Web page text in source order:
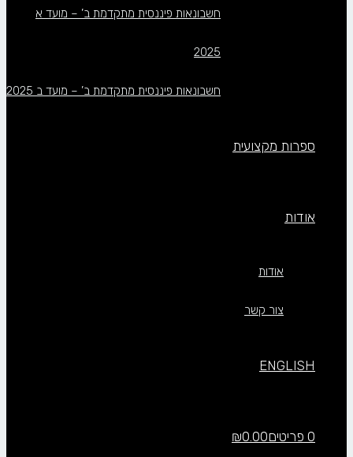
חשבונאות פיננסית מתקדמת ב’ – מועד א
2025
חשבונאות פיננסית מתקדמת ב’ – מועד ב 2025
ספרות מקצועית
אודות
אודות
צור קשר
ENGLISH
0 פריטים ₪0.00